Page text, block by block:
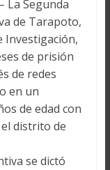
La Segunda
de Tarapoto,
Investigación,
de prisión
de redes
en un
de edad con
distrito de
se dictó